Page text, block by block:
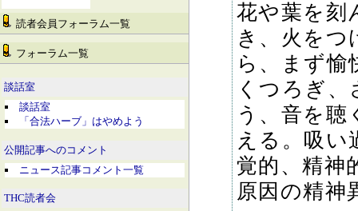
読者会員フォーラム一覧
フォーラム一覧
談話室
談話室
「合法ハーブ」はやめよう
公開記事へのコメント
ニュース記事コメント一覧
THC読者会
花や葉を刻
き、火をつ
ら、まず愉
くつろぎ
う、音を聴
える。吸い
覚的、精神
原因の精神